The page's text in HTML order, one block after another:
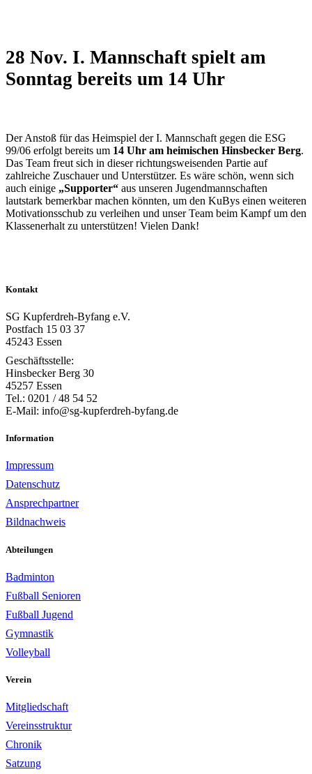
28 Nov. I. Mannschaft spielt am
Sonntag bereits um 14 Uhr
Der Anstoß für das Heimspiel der I. Mannschaft gegen die ESG
99/06 erfolgt bereits um 14 Uhr am heimischen Hinsbecker Berg.
Das Team freut sich in dieser richtungsweisenden Partie auf
zahlreiche Zuschauer und Unterstützer. Es wäre schön, wenn sich
auch einige „Supporter“ aus unseren Jugendmannschaften
lautstark bemerkbar machen könnten, um den KuBys einen weiteren
Motivationsschub zu verleihen und unser Team beim Kampf um den
Klassenerhalt zu unterstützen! Vielen Dank!
Kontakt
SG Kupferdreh-Byfang e.V.
Postfach 15 03 37
45243 Essen
Geschäftsstelle:
Hinsbecker Berg 30
45257 Essen
Tel.: 0201 / 48 54 52
E-Mail: info@sg-kupferdreh-byfang.de
Information
Impressum
Datenschutz
Ansprechpartner
Bildnachweis
Abteilungen
Badminton
Fußball Senioren
Fußball Jugend
Gymnastik
Volleyball
Verein
Mitgliedschaft
Vereinsstruktur
Chronik
Satzung